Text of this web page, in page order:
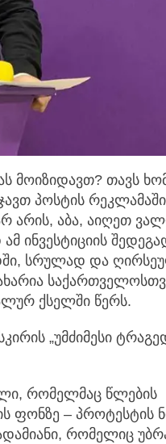
მოიზიდავთ? თავს
პოსტის
არის, აბა, აიღეთ
ინვესტიციის
სრულად და
ქსელში წერს.
„უმძიმესი
რომელმაც წლების
ფონზე – პროტესტის
რომელიც